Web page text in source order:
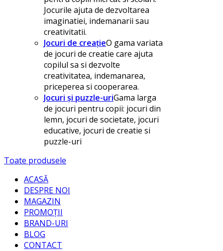
Jocurile ajuta de dezvoltarea
imaginatiei, indemanarii sau
creativitatii.
Jocuri de creațieO gama variata
de jocuri de creatie care ajuta
copilul sa si dezvolte
creativitatea, indemanarea,
priceperea si cooperarea.
Jocuri și puzzle-uriGama larga
de jocuri pentru copii: jocuri din
lemn, jocuri de societate, jocuri
educative, jocuri de creatie si
puzzle-uri
Toate produsele
ACASĂ
DESPRE NOI
MAGAZIN
PROMOȚII
BRAND-URI
BLOG
CONTACT